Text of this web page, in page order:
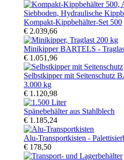
Kompakt-Kippbehälter-Set 500
€ 2.039,66
Minikipper BARTELS -
€ 1.051,96
Selbstkipper mit Seitenschutz
3.000 kg
€ 1.120,98
Spänebehälter aus Stahlblech
€ 1.185,24
Alu-Transportkisten -
€ 178,50